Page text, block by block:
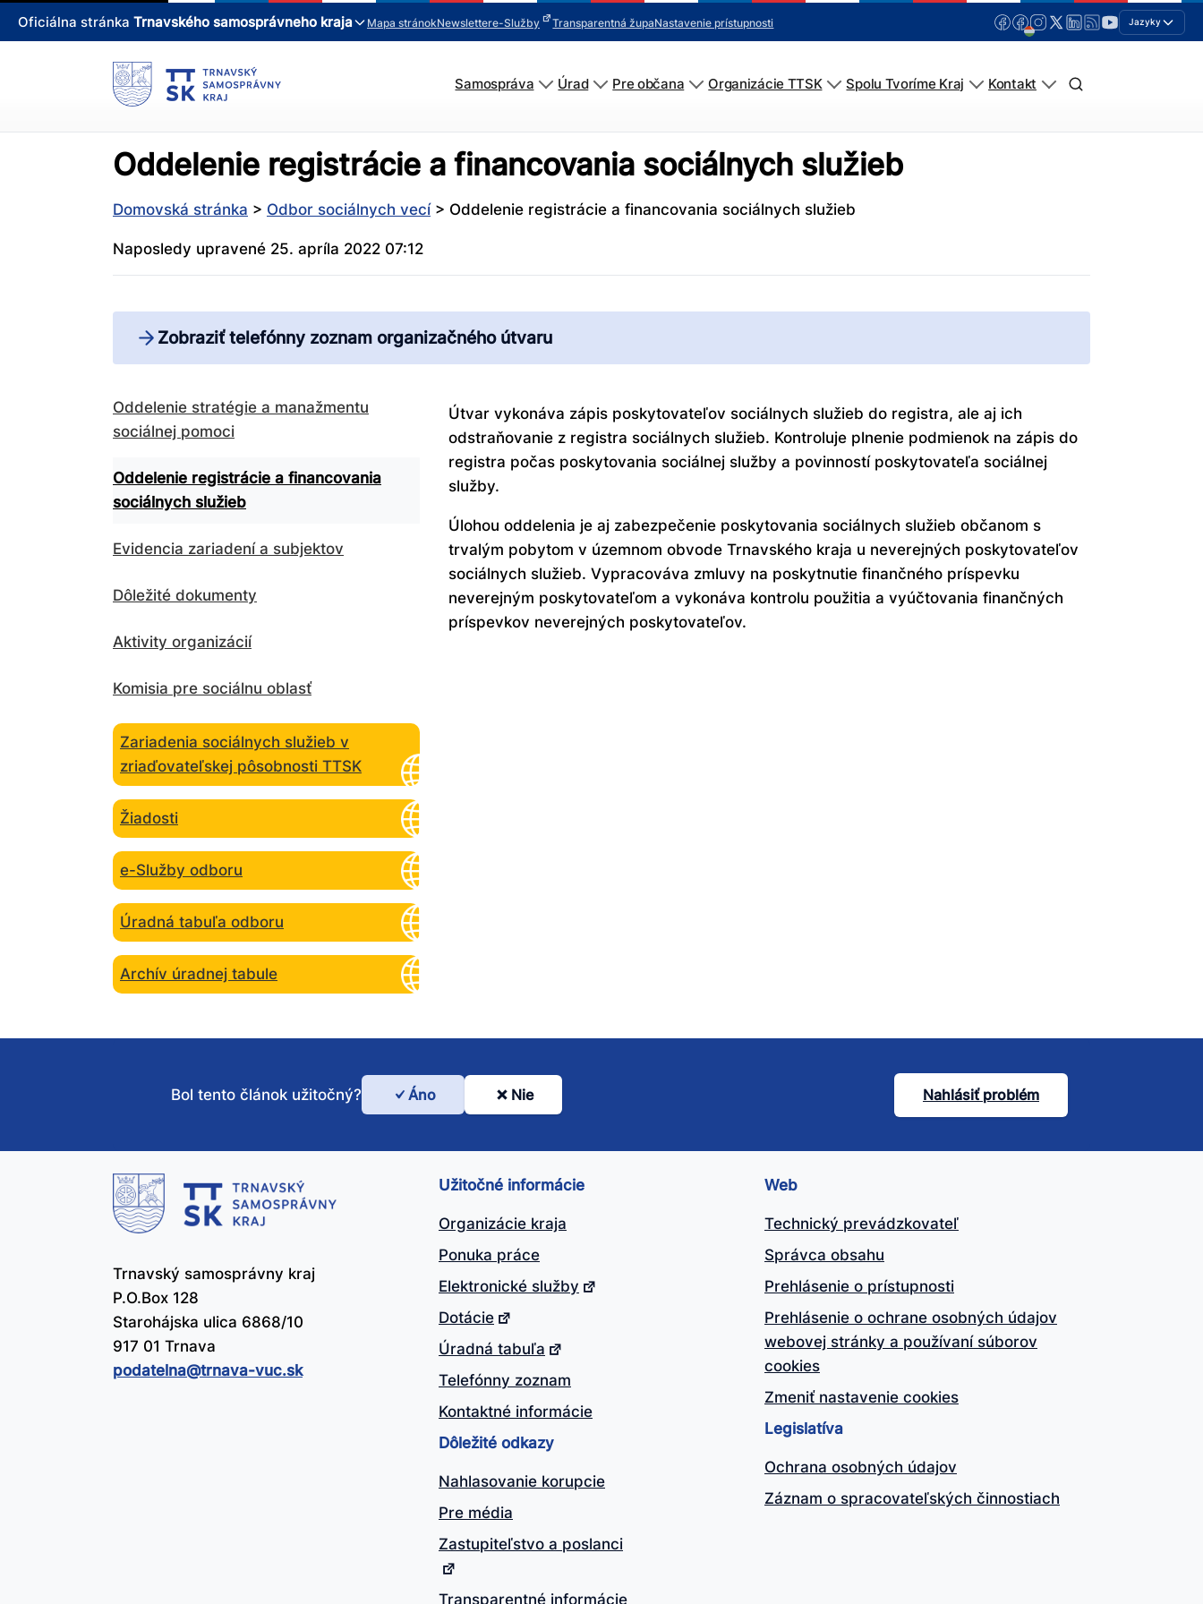
Oficiálna stránka Trnavského samosprávneho kraja Mapa stránokNewslettere-Služby Transparentná župaNastavenie prístupnosti Jazyky
Samospráva Úrad Pre občana Organizácie TTSK Spolu Tvoríme Kraj Kontakt
Oddelenie registrácie a financovania sociálnych služieb
Domovská stránka > Odbor sociálnych vecí> Oddelenie registrácie a financovania sociálnych služieb
Naposledy upravené 25. apríla 2022 07:12
Zobraziť telefónny zoznam organizačného útvaru
Oddelenie stratégie a manažmentu
sociálnej pomoci
Oddelenie registrácie a financovania
sociálnych služieb
Evidencia zariadení a subjektov
Dôležité dokumenty
Aktivity organizácií
Komisia pre sociálnu oblasť
Zariadenia sociálnych služieb v
zriaďovateľskej pôsobnosti TTSK
Žiadosti
e-Služby odboru
Úradná tabuľa odboru
Archív úradnej tabule
Útvar vykonáva zápis poskytovateľov sociálnych služieb do registra, ale aj ich
odstraňovanie z registra sociálnych služieb. Kontroluje plnenie podmienok na zápis do
registra počas poskytovania sociálnej služby a povinností poskytovateľa sociálnej
služby.
Úlohou oddelenia je aj zabezpečenie poskytovania sociálnych služieb občanom s
trvalým pobytom v územnom obvode Trnavského kraja u neverejných poskytovateľov
sociálnych služieb. Vypracováva zmluvy na poskytnutie finančného príspevku
neverejným poskytovateľom a vykonáva kontrolu použitia a vyúčtovania finančných
príspevkov neverejných poskytovateľov.
Bol
tento
článok
užitočný?
Bol tento článok užitočný? Áno Nie Nahlásiť problém
Trnavský samosprávny kraj
P.O.Box 128
Starohájska ulica 6868/10
917 01 Trnava
podatelna@​trnava-vuc.sk
Užitočné informácie
Organizácie kraja
Ponuka práce
Elektronické služby
Dotácie
Úradná tabuľa
Telefónny zoznam
Kontaktné informácie
Dôležité odkazy
Nahlasovanie korupcie
Pre média
Zastupiteľstvo a poslanci
Transparentné informácie
Web
Technický prevádzkovateľ
Správca obsahu
Prehlásenie o prístupnosti
Prehlásenie o ochrane osobných údajov
webovej stránky a používaní súborov
cookies
Zmeniť nastavenie cookies
Legislatíva
Ochrana osobných údajov
Záznam o spracovateľských činnostiach